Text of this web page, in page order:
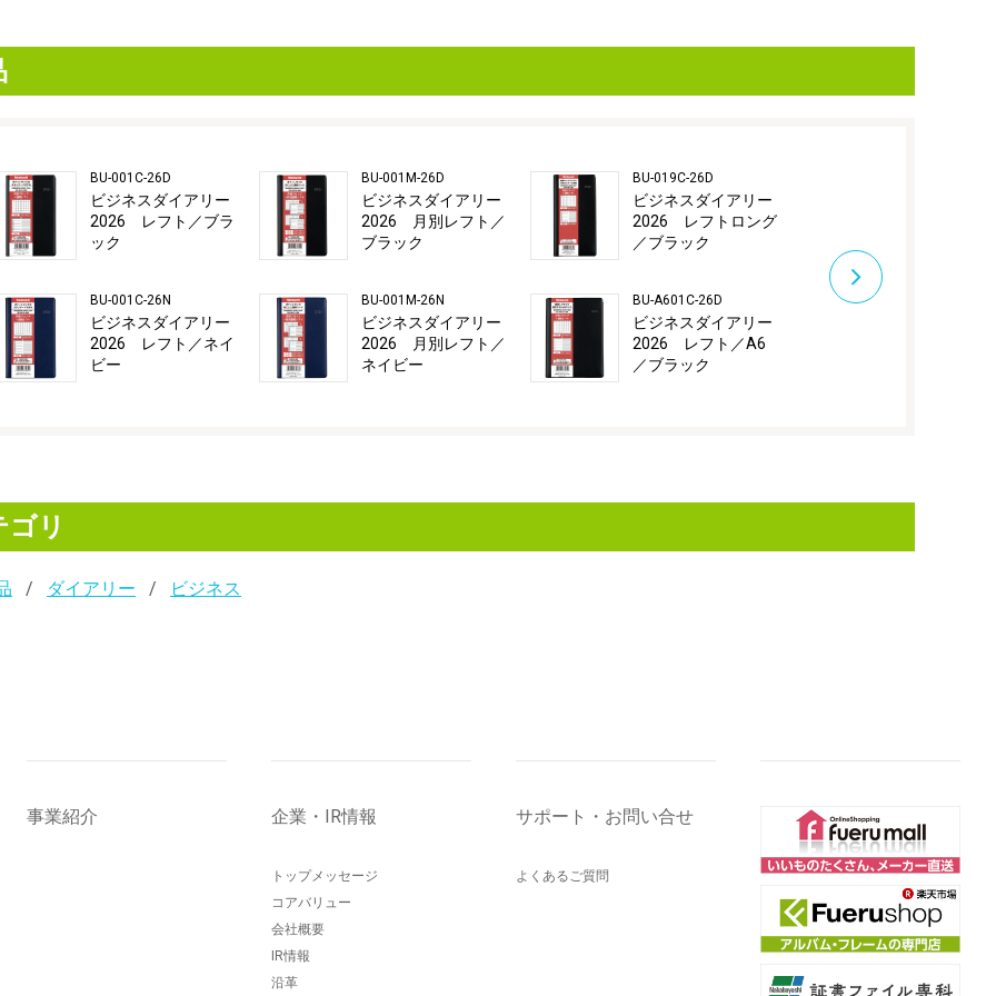
BU-001C-26D
ビジネスダイアリー
2026 レフト／ブラ
ック
BU-001C-26N
ビジネスダイアリー
2026 レフト／ネイ
ビー
BU-001M-26D
ビジネスダイアリー
2026 月別レフト／
ブラック
BU-001M-26N
ビジネスダイアリー
2026 月別レフト／
ネイビー
BU-019C-26D
ビジネスダイアリー
2026 レフトロング
／ブラック
BU-A601C-26D
ビジネスダイアリー
2026 レフト／A6
／ブラック
リ
ダイアリー ビジネス
事業紹介 企業・IR情報
トップメッセージ
コアバリュー
会社概要
IR情報
沿革
サポート・お問い合せ
よくあるご質問